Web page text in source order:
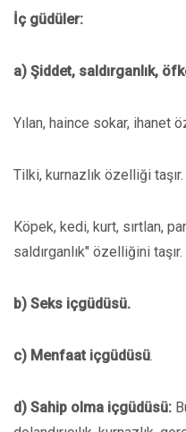
İç güdüler:
a) Şiddet, saldırganlık,
Yılan, haince sokar, ihanet
Tilki, kurnazlık özelliği taşır.
Köpek, kedi, kurt, sırtlan,
saldırganlık" özelliğini taşır.
b) Seks içgüdüsü.
c) Menfaat içgüdüsü.
d) Sahip olma içgüdüsü: